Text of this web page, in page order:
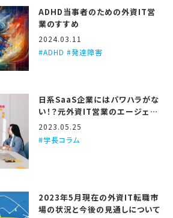
ADHD当事者のための外資IT営
業のすすめ
2024.03.11
ADHD #発達障害
日系SaaS企業にはパワハラがな
い！？元外資IT営業のエージェン
トが3つの理由を解説するで！
2023.05.25
学長コラム
2023年5月現在の外資IT転職市
場の状況と今後の見通しについて